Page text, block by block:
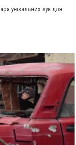
унікальних лук для